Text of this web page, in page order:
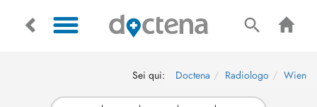
Sei qui: Doctena Radiologo Wien